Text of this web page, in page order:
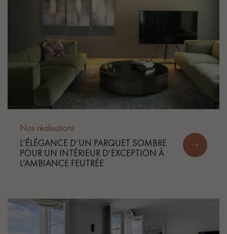
Nos réalisations
L’ÉLÉGANCE D’UN PARQUET SOMBRE
POUR UN INTÉRIEUR D’EXCEPTION À
L’AMBIANCE FEUTRÉE